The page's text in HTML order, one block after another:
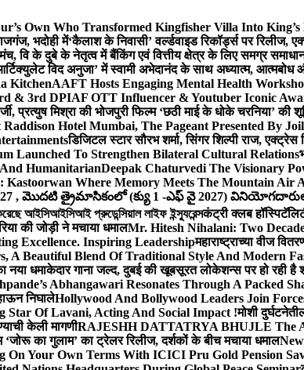
Own Who Transformed Kingfisher Villa Into
भदोही में‘कैलाश के निवासी’ वर्ल्डवाइड रिकॉर्ड्स पर रिलीज,
वि के दुबे के नेतृत्व में बैंकिंग एवं वित्तीय क्षेत्र के लिए समग्र
विद अनुजा’ में स्वामी अभेदानंद के साथ अध्यात्म, आत्मबोध
KitchenAAFT Hosts Engaging Mental Health
& 3rd DPIAF OTT Influencer & Youtuber Iconic
प्रत्युष मिश्रा की भोजपुरी फिल्म ‘छठी माई के धोके चरनिया’
Hotel Mumbai, The Pageant Presented By
डिजिटल स्टार सौरभ शर्मा, सिंगर शिल्पी राज, एक्ट्रेस
Launched To Strengthen Bilateral Cultural Relations
HumanitarianDeepak Chaturvedi The Visionary
Kastoorwan Where Memory Meets The Mountain Air
, మొదటి త్రైమాసికంలో (క్యు 1 -ఎఫ్ వై 2027)
আইসিআইসিআই প্রুডেন্সিয়াল লাইফ ইন্স্যুরেন্সकंट्री क्लब
की जोड़ी ने मचाया धमालMr. Hitesh Nihalani: Two
Excellence. Inspiring Leadershipमहाराष्ट्राच्या वीज
A Beautiful Blend Of Traditional Style And Modern
नया धमाकेदार गाना जल्द, दुबई की खूबसूरत लोकेशन्स पर हो रही है
Abhangawari Resonates Through A Packed
निघालेHollywood And Bollywood Leaders Join
Of Lavani, Acting And Social Impact !मोशी
केली मागणीRAJESHH DATTATRYA BHUJLE The
‘जोरू का गुलाम’ का ट्रेलर रिलीज, दर्शकों के बीच मचाया धमाल
On Your Own Terms With ICICI Pru Gold Pension